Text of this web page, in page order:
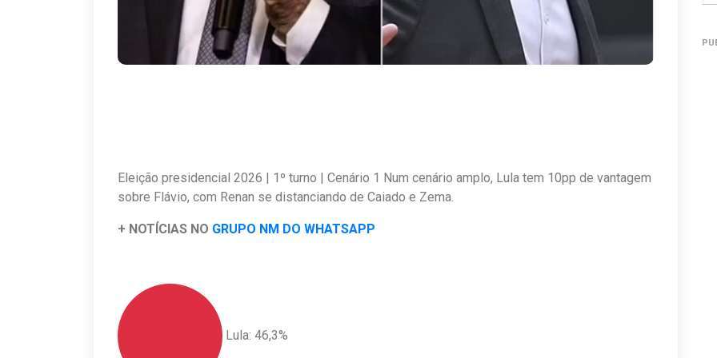
Eleição presidencial 2026 | 1º turno | Cenário 1 Num cenário amplo, Lula tem 10pp de vantagem
sobre Flávio, com Renan se distanciando de Caiado e Zema.
+ NOTÍCIAS NO GRUPO NM DO WHATSAPP
Lula: 46,3%